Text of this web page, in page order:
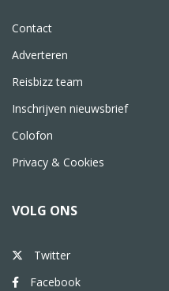
Contact
Adverteren
Reisbizz team
Inschrijven nieuwsbrief
Colofon
Privacy & Cookies
VOLG ONS
Twitter
Facebook